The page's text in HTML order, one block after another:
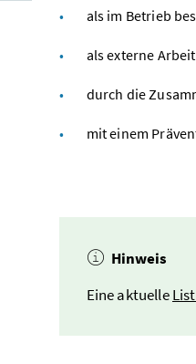
als im Betrieb
als externe
durch die
mit einem
Hinweis
Eine aktuelle